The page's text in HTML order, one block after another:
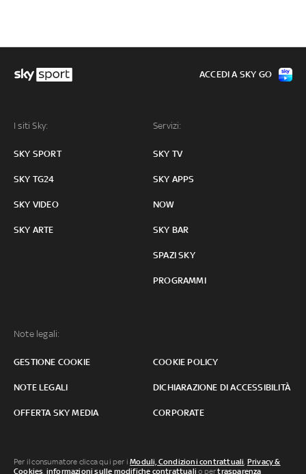
I siti Sky:
SKY SPORT
SKY TG24
SKY VIDEO
SKY ARTE
Servizi:
SKY TV
SKY APPS
NOW
SKY BAR
SPAZI SKY
PROGRAMMI
Note legali:
GESTIONE COOKIE COOKIE POLICY
NOTE LEGALI DICHIARAZIONE DI ACCESSIBILITÀ
OFFERTA SKY MEDIA CORPORATE
ACCEDI A SKY GO
Per il consumatore clicca qui per iModuli, Condizioni contrattuali, Privacy &
Cookies, informazioni sulle modifiche contrattuali o pertrasparenza